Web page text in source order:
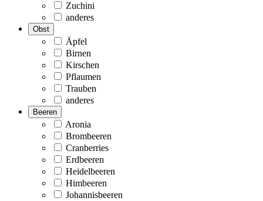
Zuchini
anderes
Obst
Äpfel
Birnen
Kirschen
Pflaumen
Trauben
anderes
Beeren
Aronia
Brombeeren
Cranberries
Erdbeeren
Heidelbeeren
Himbeeren
Johannisbeeren